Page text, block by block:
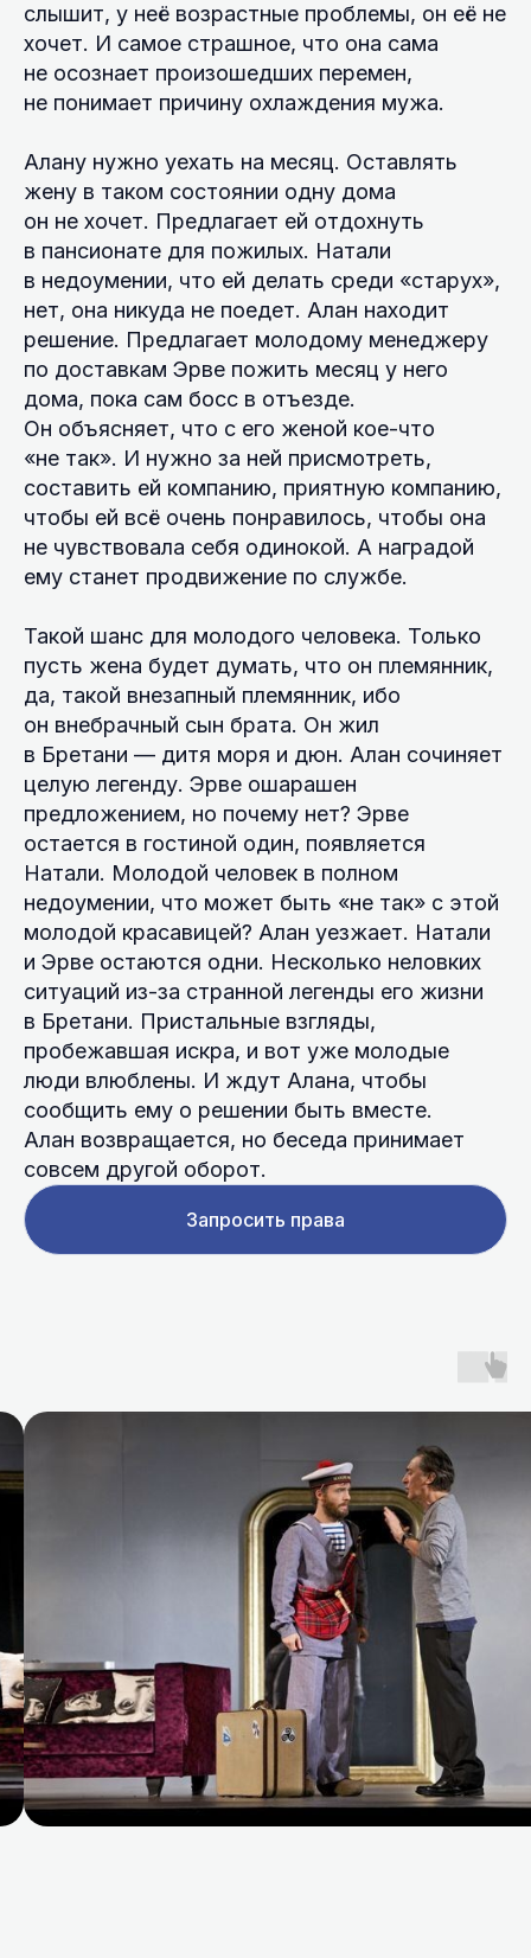
слышит, у неё возрастные проблемы, он её не
хочет. И самое страшное, что она сама
не осознает произошедших перемен,
не понимает причину охлаждения мужа.
Алану нужно уехать на месяц. Оставлять
жену в таком состоянии одну дома
он не хочет. Предлагает ей отдохнуть
в пансионате для пожилых. Натали
в недоумении, что ей делать среди «старух»,
нет, она никуда не поедет. Алан находит
решение. Предлагает молодому менеджеру
по доставкам Эрве пожить месяц у него
дома, пока сам босс в отъезде.
Он объясняет, что с его женой кое-что
«не так». И нужно за ней присмотреть,
составить ей компанию, приятную компанию,
чтобы ей всё очень понравилось, чтобы она
не чувствовала себя одинокой. А наградой
ему станет продвижение по службе.
Такой шанс для молодого человека. Только
пусть жена будет думать, что он племянник,
да, такой внезапный племянник, ибо
он внебрачный сын брата. Он жил
в Бретани — дитя моря и дюн. Алан сочиняет
целую легенду. Эрве ошарашен
предложением, но почему нет? Эрве
остается в гостиной один, появляется
Натали. Молодой человек в полном
недоумении, что может быть «не так» с этой
молодой красавицей? Алан уезжает. Натали
и Эрве остаются одни. Несколько неловких
ситуаций из-за странной легенды его жизни
в Бретани. Пристальные взгляды,
пробежавшая искра, и вот уже молодые
люди влюблены. И ждут Алана, чтобы
сообщить ему о решении быть вместе.
Алан возвращается, но беседа принимает
совсем другой оборот.
Запросить права